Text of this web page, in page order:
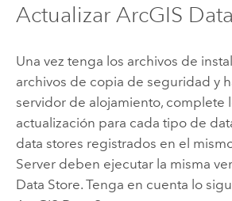
Actualizar ArcGIS
Una vez tenga los archivos de
archivos de copia de seguridad y
servidor de alojamiento, complete
actualización para cada tipo de
data stores registrados en el
Serverdeben ejecutar la misma
Data Store. Tenga en cuenta lo